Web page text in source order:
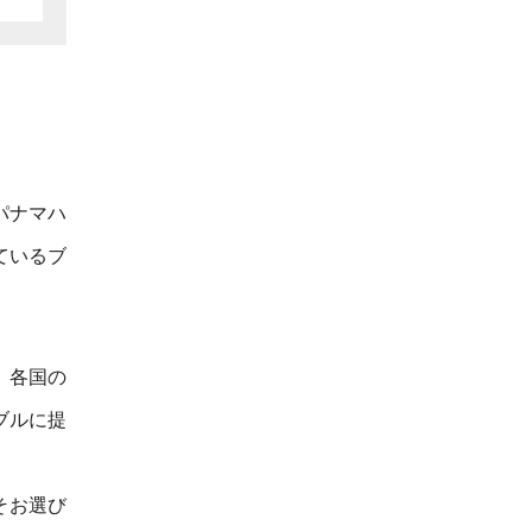
ナマハ
いるブ
各国の
ルに提
お選び